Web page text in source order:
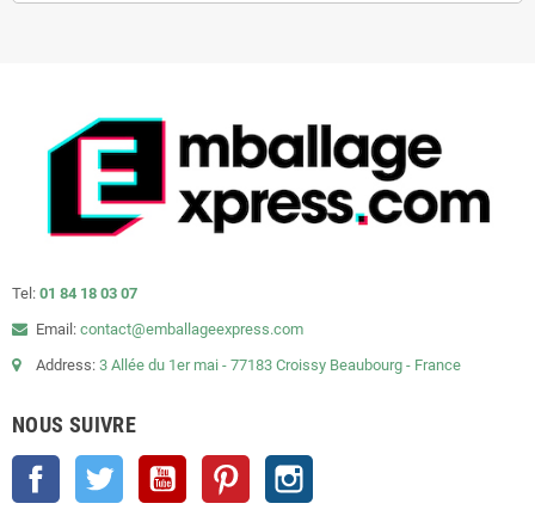
Tel: 01 84 18 03 07
Email: contact@emballageexpress.com
Address: 3 Allée du 1er mai - 77183 Croissy Beaubourg - France
NOUS SUIVRE
Facebook Twitter YouTube Pinterest